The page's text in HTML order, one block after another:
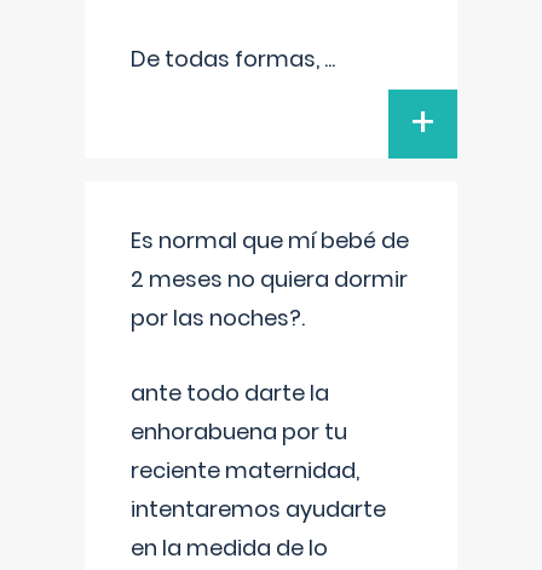
De todas formas, ...
+
Es normal que mí bebé de
2 meses no quiera dormir
por las noches?.
ante todo darte la
enhorabuena por tu
reciente maternidad,
intentaremos ayudarte
en la medida de lo